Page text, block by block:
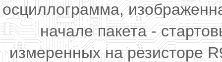
осциллограмма,
начале пакета -
измеренных на резисторе